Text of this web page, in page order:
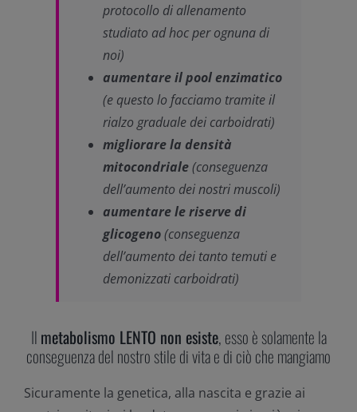
protocollo di allenamento
studiato ad hoc per ognuna di
noi)
aumentare il pool enzimatico
(e questo lo facciamo tramite il
rialzo graduale dei carboidrati)
migliorare la densità
mitocondriale(conseguenza
dell’aumento dei nostri muscoli)
aumentare le riserve di
glicogeno(conseguenza
dell’aumento dei tanto temuti e
demonizzati carboidrati)
Il metabolismo LENTO non esiste, esso è solamente la
conseguenza del nostro stile di vita e di ciò che mangiamo
Sicuramente la genetica, alla nascita e grazie ai